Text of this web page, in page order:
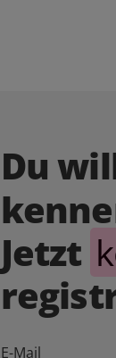
Du
Jetzt
E-Mail